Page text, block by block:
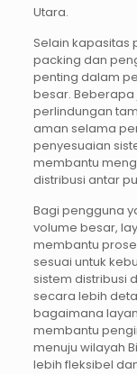
Utara.
Selain kapasitas
packing dan
penting dalam
besar.
perlindungan
aman selama
penyesuaian
membantu
distribusi antar
Bagi pengguna
volume besar,
membantu
sesuai untuk
sistem distribusi
secara lebih
bagaimana
membantu
menuju wilayah
lebih fleksibel